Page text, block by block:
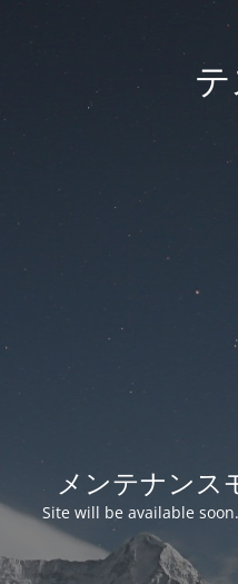
メンテナンス
Site will be available